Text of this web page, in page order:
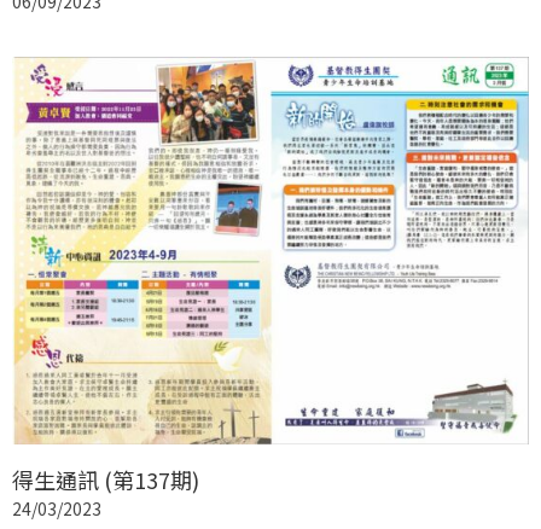
得生通訊 (第137期)
24/03/2023